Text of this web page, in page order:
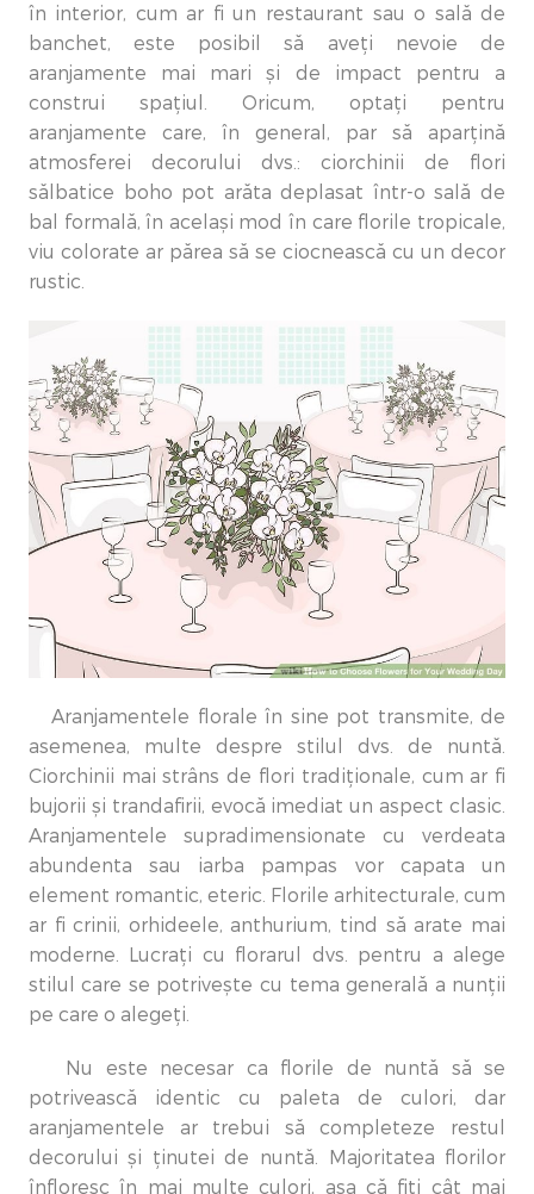
în interior, cum ar fi un restaurant sau o sală de
banchet, este posibil să aveți nevoie de
aranjamente mai mari și de impact pentru a
construi spațiul. Oricum, optați pentru
aranjamente care, în general, par să aparțină
atmosferei decorului dvs.: ciorchinii de flori
sălbatice boho pot arăta deplasat într-o sală de
bal formală, în același mod în care florile tropicale,
viu colorate ar părea să se ciocnească cu un decor
rustic.
Aranjamentele florale în sine pot transmite, de
asemenea, multe despre stilul dvs. de nuntă.
Ciorchinii mai strâns de flori tradiționale, cum ar fi
bujorii și trandafirii, evocă imediat un aspect clasic.
Aranjamentele supradimensionate cu verdeata
abundenta sau iarba pampas vor capata un
element romantic, eteric. Florile arhitecturale, cum
ar fi crinii, orhideele, anthurium, tind să arate mai
moderne. Lucrați cu florarul dvs. pentru a alege
stilul care se potrivește cu tema generală a nunții
pe care o alegeți.
Nu este necesar ca florile de nuntă să se
potrivească identic cu paleta de culori, dar
aranjamentele ar trebui să completeze restul
decorului și ținutei de nuntă. Majoritatea florilor
înfloresc în mai multe culori, așa că fiți cât mai